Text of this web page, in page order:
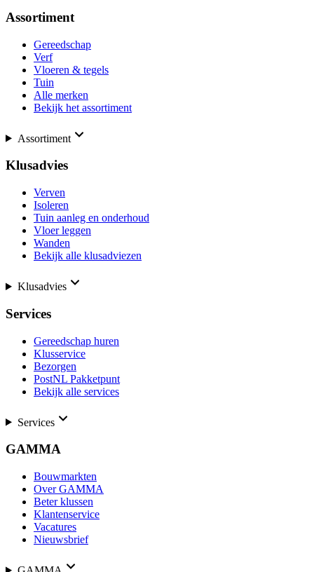
Assortiment
Gereedschap
Verf
Vloeren & tegels
Tuin
Alle merken
Bekijk het assortiment
Assortiment
Klusadvies
Verven
Isoleren
Tuin aanleg en onderhoud
Vloer leggen
Wanden
Bekijk alle klusadviezen
Klusadvies
Services
Gereedschap huren
Klusservice
Bezorgen
PostNL Pakketpunt
Bekijk alle services
Services
GAMMA
Bouwmarkten
Over GAMMA
Beter klussen
Klantenservice
Vacatures
Nieuwsbrief